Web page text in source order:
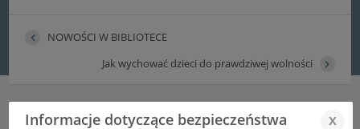
NOWOŚCI W BIBLIOTECE
Jak wychować dzieci do prawdziwej wolności
Informacje dotyczące bezpieczeństwa x